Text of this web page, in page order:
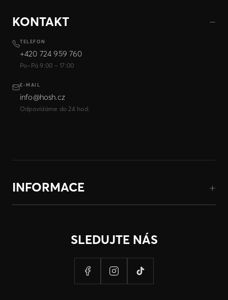
KONTAKT
TELEFON
+420 724 959 760
Po–Pá 9:00 – 17:00
E-MAIL
info@hosh.cz
Odpovídáme do 24 hod.
INFORMACE
SLEDUJTE NÁS